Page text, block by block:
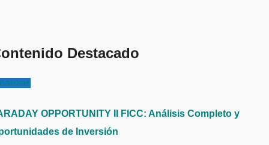
Destacado
OPPORTUNITY II FICC: Análisis Completo y
de Inversión